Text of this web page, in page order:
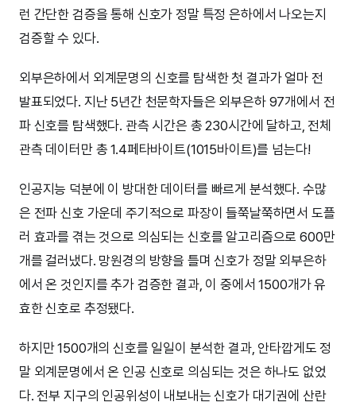
런 간단한 검증을 통해 신호가 정말 특정 은하에서 나오는지
검증할 수 있다.
외부은하에서 외계문명의 신호를 탐색한 첫 결과가 얼마 전
발표되었다. 지난 5년간 천문학자들은 외부은하 97개에서 전
파 신호를 탐색했다. 관측 시간은 총 230시간에 달하고, 전체
관측 데이터만 총 1.4페타바이트(1015바이트)를 넘는다!
인공지능 덕분에 이 방대한 데이터를 빠르게 분석했다. 수많
은 전파 신호 가운데 주기적으로 파장이 들쭉날쭉하면서 도플
러 효과를 겪는 것으로 의심되는 신호를 알고리즘으로 600만
개를 걸러냈다. 망원경의 방향을 틀며 신호가 정말 외부은하
에서 온 것인지를 추가 검증한 결과, 이 중에서 1500개가 유
효한 신호로 추정됐다.
하지만 1500개의 신호를 일일이 분석한 결과, 안타깝게도 정
말 외계문명에서 온 인공 신호로 의심되는 것은 하나도 없었
다. 전부 지구의 인공위성이 내보내는 신호가 대기권에 산란